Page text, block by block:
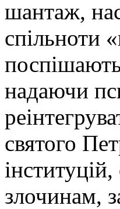
шантаж,
спільноти
надаючи
святого
злочинам,